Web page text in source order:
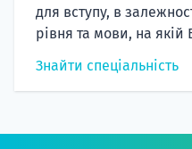
для вступу, в
рівня та мови, на якій
Знайти спеціальність